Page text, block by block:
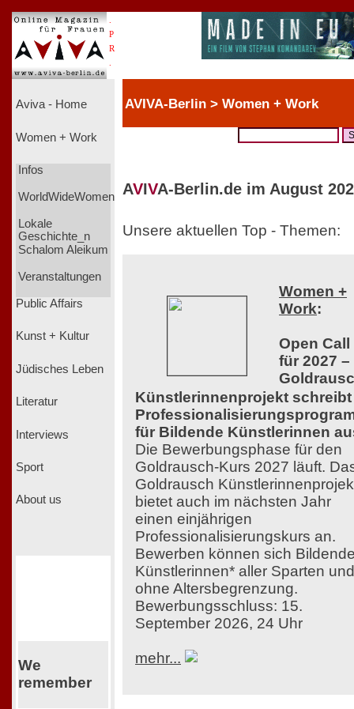
P
R
Aviva - Home
Women + Work
Infos
WorldWideWomen
Lokale
Geschichte_n
Schalom Aleikum
Veranstaltungen
Public Affairs
Kunst + Kultur
Jüdisches Leben
Literatur
Interviews
Sport
About us
We
remember
AVIVA-Berlin > Women + Work
AVIVA-Berlin.de im August
Unsere aktuellen Top - Themen:
Women +
Work:
Open Call
für 2027 –
Künstlerinnenprojekt schreibt
für Bildende Künstlerinnen
Die Bewerbungsphase für den
Goldrausch-Kurs 2027 läuft.
Goldrausch
bietet auch im nächsten Jahr
einen einjährigen
Professionalisierungskurs an.
Bewerben können sich
Künstlerinnen* aller Sparten und
ohne Altersbegrenzung.
Bewerbungsschluss: 15.
September 2026, 24 Uhr
mehr...